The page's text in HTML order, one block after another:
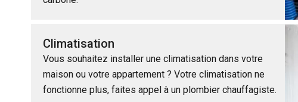
Climatisation
Vous souhaitez installer une climatisation dans votre
maison ou votre appartement ? Votre climatisation ne
fonctionne plus, faites appel à un plombier chauffagiste.